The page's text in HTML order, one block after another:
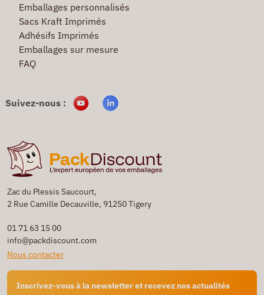
Zac du Plessis Saucourt,
2 Rue Camille Decauville, 91250 Tigery
01 71 63 15 00
info@packdiscount.com
Nous contacter
Inscrivez-vous à la newsletter et recevez nos actualités
Emballages personnalisés
Sacs Kraft Imprimés
Adhésifs Imprimés
Emballages sur mesure
FAQ
Suivez-nous :